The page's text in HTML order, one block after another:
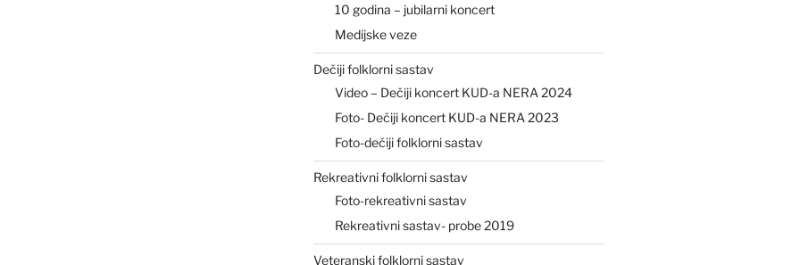
10 godina – jubilarni koncert
Medijske veze
Dečiji folklorni sastav
Video – Dečiji koncert KUD-a NERA 2024
Foto- Dečiji koncert KUD-a NERA 2023
Foto-dečiji folklorni sastav
Rekreativni folklorni sastav
Foto-rekreativni sastav
Rekreativni sastav- probe 2019
Veteranski folklorni sastav